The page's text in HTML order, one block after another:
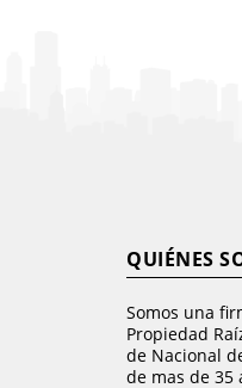
QUIÉNES
Somos una
Propiedad
de Nacional
de mas de 35